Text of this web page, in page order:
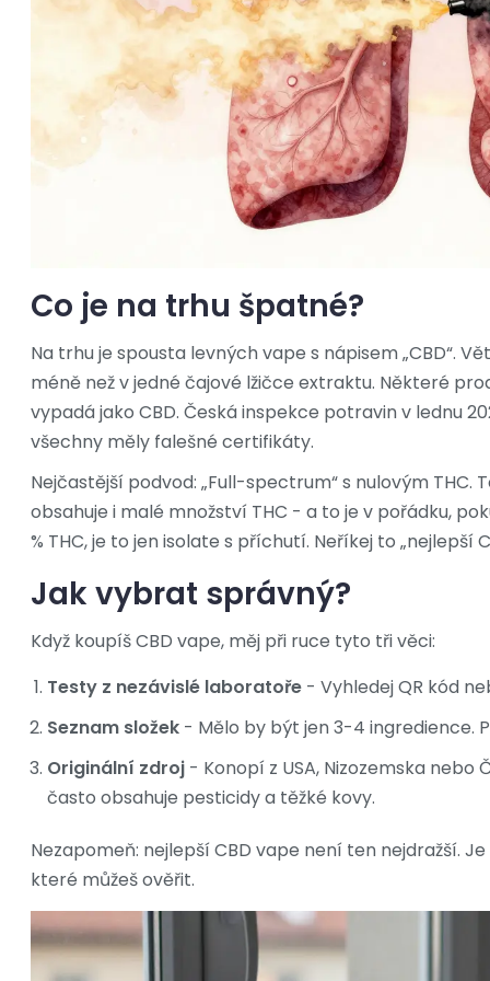
Co je na trhu špatné?
Na trhu je spousta levných vape s nápisem „CBD“.
méně než v jedné čajové lžičce extraktu. Některé
vypadá jako CBD. Česká inspekce potravin v lednu
všechny měly falešné certifikáty.
Nejčastější podvod: „Full-spectrum“ s nulovým
obsahuje i malé množství THC - a to je v pořádku,
% THC, je to jen isolate s příchutí. Neříkej to „nejlepší
Jak vybrat správný?
Když koupíš CBD vape, měj při ruce tyto tři věci:
Testy z nezávislé laboratoře - Vyhledej QR kód
Seznam složek - Mělo by být jen 3-4 ingredience.
Originální zdroj - Konopí z USA, Nizozemska nebo
často obsahuje pesticidy a těžké kovy.
Nezapomeň: nejlepší CBD vape není ten nejdražší.
které můžeš ověřit.